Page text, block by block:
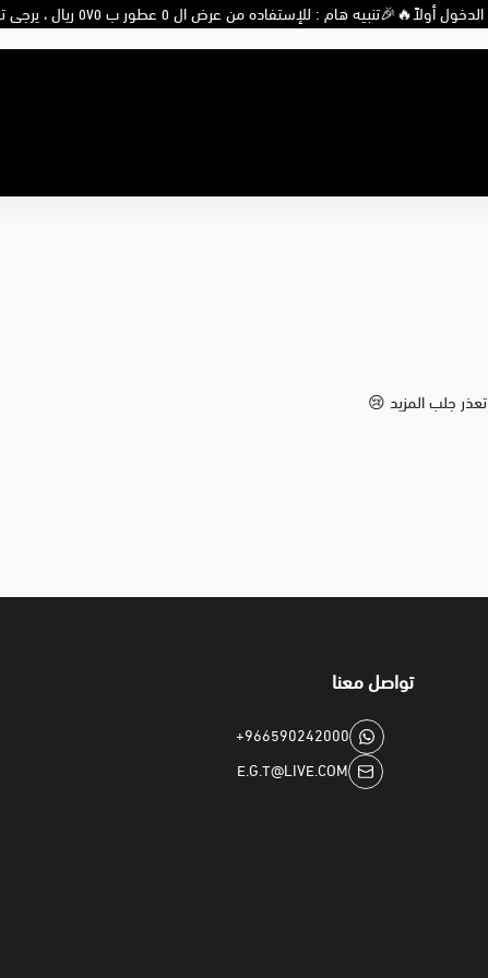
🎉تنبيه هام : للإستفاده من عرض ال ٥ عطور ب ٥٧٥ ريال ، يرجى تسجيل الدخول أولاً🔥
تعذر جلب المزيد 😢
تواصل معنا
+966590242000
E.G.T@LIVE.COM